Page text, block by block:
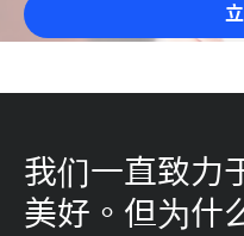
我们一直致力
美好。但为什